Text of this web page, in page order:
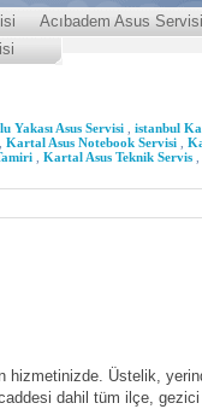
Acıbadem Asus Servisi
Yakası Asus Servisi
istanbul
Kartal Asus Notebook Servisi
Kartal Asus Teknik Servis
hizmetinizde. Üstelik,
dahil tüm ilçe,